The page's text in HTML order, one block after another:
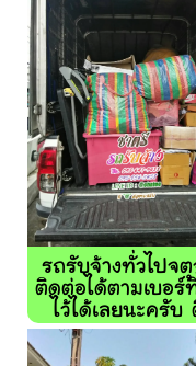
รถรับจ้างทั่วไปจ
ติดต่อได้ตามเบอร์
ไว้ได้เลยนะครับ